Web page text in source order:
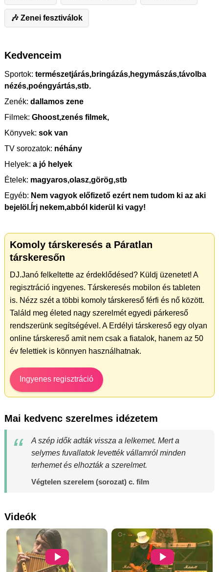
🎶 Zenei fesztiválok
Kedvenceim
Sportok: természetjárás,bringázás,hegymászás,távolba
nézés,poéngyártás,stb.
Zenék: dallamos zene
Filmek: Ghoost,zenés filmek,
Könyvek: sok van
TV sorozatok: néhány
Helyek: a jó helyek
Ételek: magyaros,olasz,görög,stb
Egyéb: Nem vagyok előfizető ezért nem tudom ki az aki
bejelöl.Írj nekem,abból kiderül ki vagy!
Komoly társkeresés a Páratlan
társkeresőn
DJ.Janó felkeltette az érdeklődésed? Küldj üzenetet! A
regisztráció ingyenes. Társkeresés mobilon és tableten
is. Nézz szét a többi komoly társkereső férfi és nő között.
Találd meg életed nagy szerelmét egyedi párkereső
rendszerünk segítségével. A Erdélyi társkereső egy olyan
online társkereső amit nem csak a fiatalok, hanem az 50
év felettiek is könnyen használhatnak.
Ingyenes regisztráció
Mai kedvenc szerelmes idézetem
A szép idők adták vissza a lelkemet. Mert a
selymes fuvallatok levették vállamról minden
terhemet és elhozták a szerelmet.
Végtelen szerelem (sorozat) c. film
Videók